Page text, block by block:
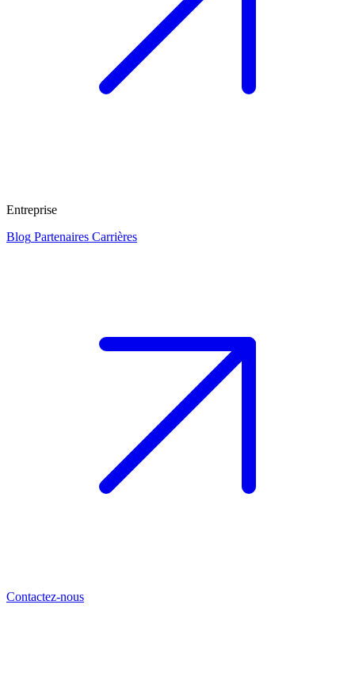
Entreprise
Blog Partenaires Carrières
Contactez-nous